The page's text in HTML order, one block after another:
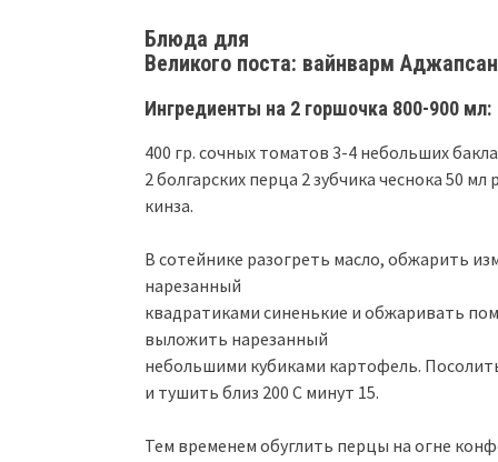
Блюда для
Великого поста: вайнварм
Ингредиенты на 2 горшочка 800-900 мл:
400 гр. сочных томатов 3-4 небольших
2 болгарских перца 2 зубчика чеснока 50
кинза.
В сотейнике разогреть масло, обжарить
нарезанный
квадратиками синенькие и обжаривать
выложить нарезанный
небольшими кубиками картофель.
и тушить близ 200 С минут 15.
Тем временем обуглить перцы на огне